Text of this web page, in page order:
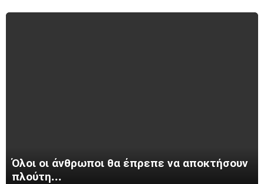
Όλοι οι άνθρωποι θα έπρεπε να αποκτήσουν
πλούτη…